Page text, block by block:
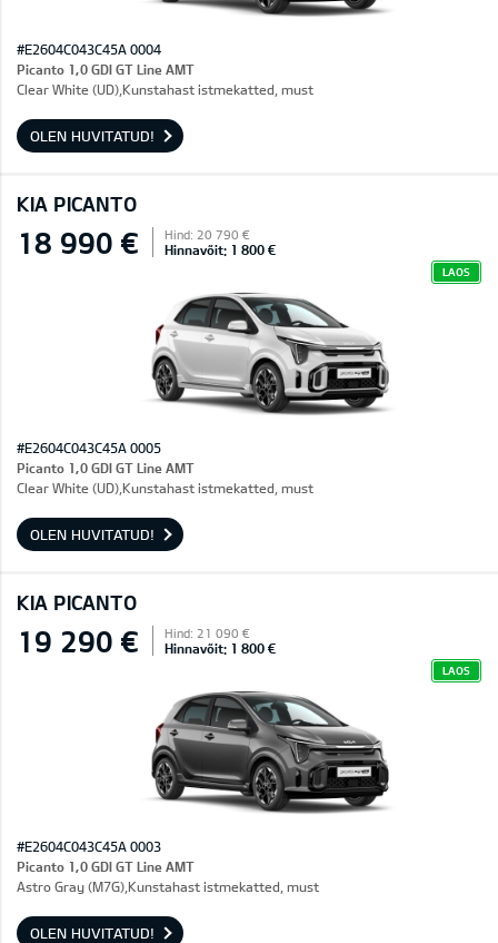
#E2604C043C45A 0004
Picanto 1,0 GDI GT Line AMT
Clear White (UD),Kunstahast istmekatted, must
OLEN HUVITATUD!
KIA PICANTO
18 990 € Hind: 20 790 €
Hinnavõit: 1 800 €
LAOS
#E2604C043C45A 0005
Picanto 1,0 GDI GT Line AMT
Clear White (UD),Kunstahast istmekatted, must
OLEN HUVITATUD!
KIA PICANTO
19 290 € Hind: 21 090 €
Hinnavõit: 1 800 €
LAOS
#E2604C043C45A 0003
Picanto 1,0 GDI GT Line AMT
Astro Gray (M7G),Kunstahast istmekatted, must
OLEN HUVITATUD!